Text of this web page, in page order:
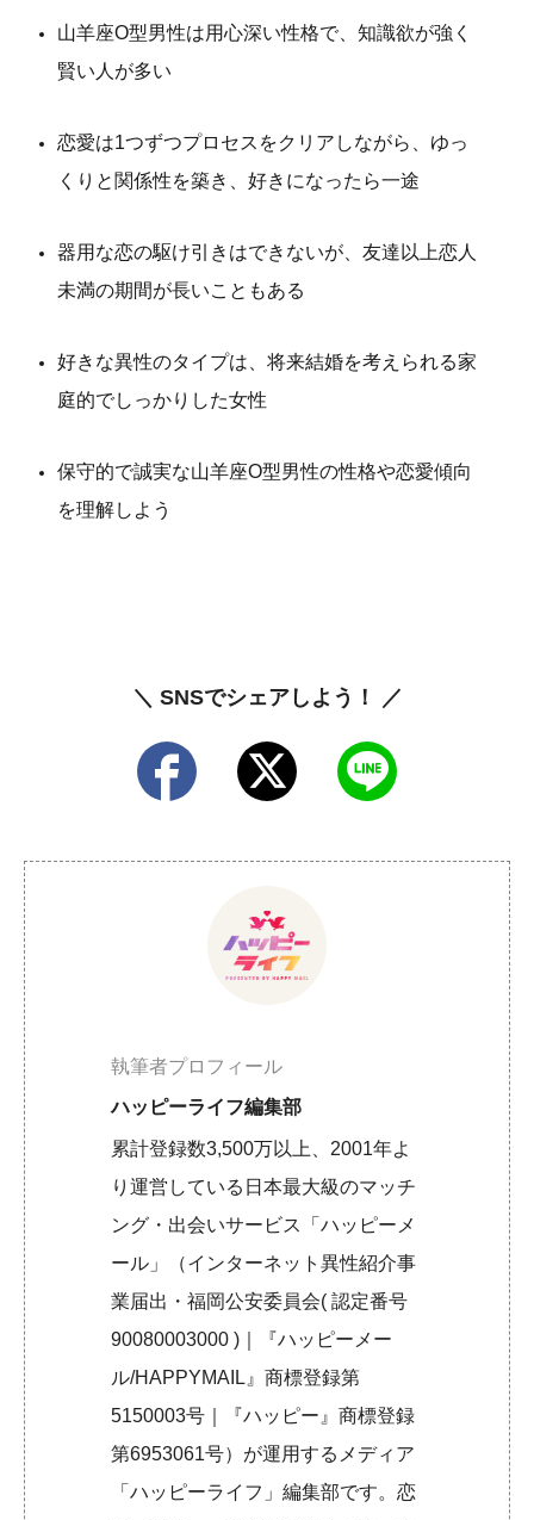
山羊座O型男性は用心深い性格で、知識欲が強く
賢い人が多い
恋愛は1つずつプロセスをクリアしながら、ゆっ
くりと関係性を築き、好きになったら一途
器用な恋の駆け引きはできないが、友達以上恋人
未満の期間が長いこともある
好きな異性のタイプは、将来結婚を考えられる家
庭的でしっかりした女性
保守的で誠実な山羊座O型男性の性格や恋愛傾向
を理解しよう
＼ SNSでシェアしよう！ ／
執筆者プロフィール
ハッピーライフ編集部
累計登録数3,500万以上、2001年よ
り運営している日本最大級のマッチ
ング・出会いサービス「ハッピーメ
ール」（インターネット異性紹介事
業届出・福岡公安委員会( 認定番号
90080003000 )｜『ハッピーメー
ル/HAPPYMAIL』商標登録第
5150003号｜『ハッピー』商標登録
第6953061号）が運用するメディア
「ハッピーライフ」編集部です。恋